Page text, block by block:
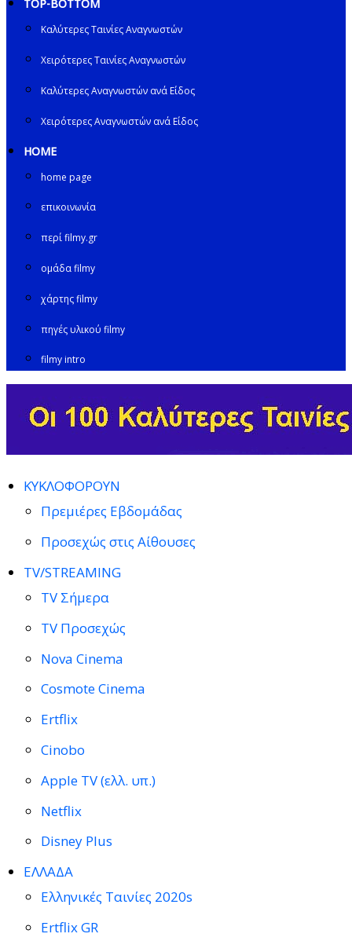
TOP-BOTTOM
Καλύτερες Ταινίες Αναγνωστών
Χειρότερες Ταινίες Αναγνωστών
Καλύτερες Αναγνωστών ανά Είδος
Χειρότερες Αναγνωστών ανά Είδος
HOME
home page
επικοινωνία
περί filmy.gr
ομάδα filmy
χάρτης filmy
πηγές υλικού filmy
filmy intro
ΚΥΚΛΟΦΟΡΟΥΝ
Πρεμιέρες Εβδομάδας
Προσεχώς στις Αίθουσες
TV/STREAMING
TV Σήμερα
TV Προσεχώς
Nova Cinema
Cosmote Cinema
Ertflix
Cinobo
Apple TV (ελλ. υπ.)
Netflix
Disney Plus
ΕΛΛΑΔΑ
Ελληνικές Ταινίες 2020s
Ertflix GR